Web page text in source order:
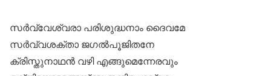
സര്‍വ്വേശ്വരാ പരിശുദ്ധനാം ദൈവമേ
സര്‍വ്വശക്താ ജഗല്‍പൂജിതനേ
ക്രിസ്തുനാഥന്‍ വഴി എങ്ങുമെന്നേരവും